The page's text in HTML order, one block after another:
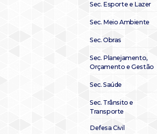
Sec. Esporte e Lazer
Sec. Meio Ambiente
Sec. Obras
Sec. Planejamento,
Orçamento e Gestão
Sec. Saúde
Sec. Trânsito e
Transporte
Defesa Civil